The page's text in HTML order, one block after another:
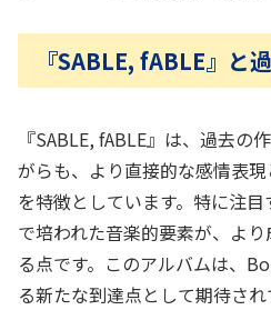
『SABLE, fABLE』と
『SABLE, fABLE』は、過去の
がらも、より直接的な感情表
を特徴としています。特に注
で培われた音楽的要素が、よ
る点です。このアルバムは、
る新たな到達点として期待され